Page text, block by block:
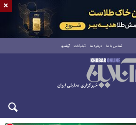
تماس با ما درباره ما تبلیغات آرشیو
×